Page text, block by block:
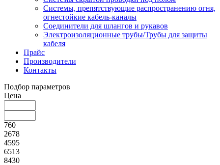
Системы, препятствующие распространению огня,
огнестойкие кабель-каналы
Соединители для шлангов и рукавов
Электроизоляционные трубы/Трубы для защиты
кабеля
Прайс
Производители
Контакты
Подбор параметров
Цена
760
2678
4595
6513
8430